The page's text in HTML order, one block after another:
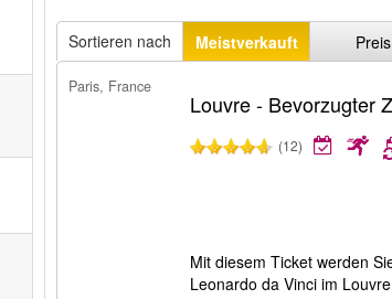
Sortieren nach Meistverkauft Preis
Paris, France
Louvre - Bevorzugter
(12)
Mit diesem Ticket werden
Leonardo da Vinci im